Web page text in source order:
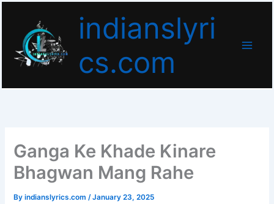
content
indianslyri
cs.com
Ganga Ke Khade Kinare
Bhagwan Mang Rahe
Byindianslyrics.com/January 23, 2025